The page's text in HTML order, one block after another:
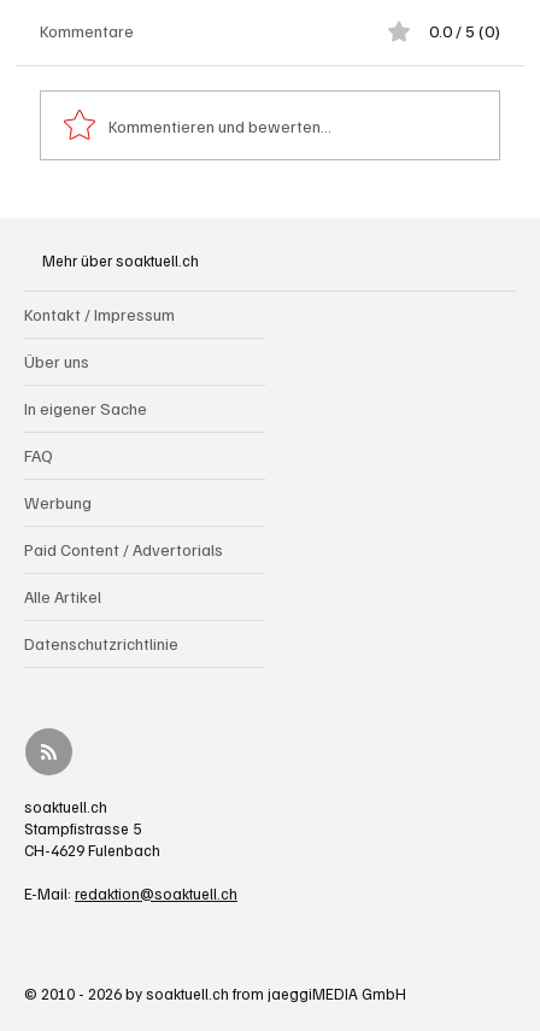
Kommentare 0.0 / 5 (0)
Kommentieren und bewerten...
Mehr über soaktuell.ch
Kontakt / Impressum
Über uns
In eigener Sache
FAQ
Werbung
Paid Content / Advertorials
Alle Artikel
Datenschutzrichtlinie
soaktuell.ch
Stampfistrasse 5
CH-4629 Fulenbach
E-Mail: redaktion@soaktuell.ch
© 2010 - 2026 by soaktuell.ch from jaeggiMEDIA GmbH